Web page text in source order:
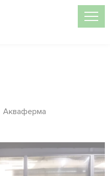
Акваферма